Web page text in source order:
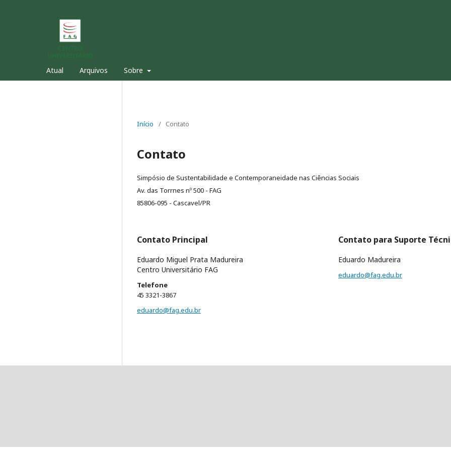
Atual Arquivos Sobre
Início / Contato
Contato
Simpósio de Sustentabilidade e Contemporaneidade nas Ciências Sociais
Av. das Torrnes nº 500 - FAG
85806-095 - Cascavel/PR
Contato Principal
Eduardo Miguel Prata Madureira
Centro Universitário FAG
Telefone
45 3321-3867
eduardo@fag.edu.br
Contato para Suporte
Eduardo Madureira
eduardo@fag.edu.br